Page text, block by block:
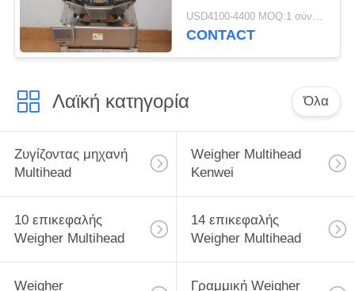
USD4100-4400 MOQ:1 σύνολο
CONTACT
Λαϊκή κατηγορία Όλα
Ζυγίζοντας μηχανή
Multihead
Weigher Multihead
Kenwei
10 επικεφαλής
Weigher Multihead
14 επικεφαλής
Weigher Multihead
Weigher Γραμμική Weigher